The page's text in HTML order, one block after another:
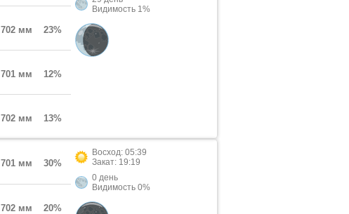
702 мм 23%
701 мм 12%
702 мм 13%
Видимость 1%
701 мм 30%
702 мм 20%
Восход: 05:39
Закат: 19:19
0 день
Видимость 0%